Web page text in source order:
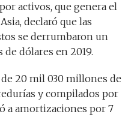
activos, que genera el
declaró que las
se derrumbaron un
dólares en 2019.
20 mil 030 millones de
y compilados por
a amortizaciones por 7